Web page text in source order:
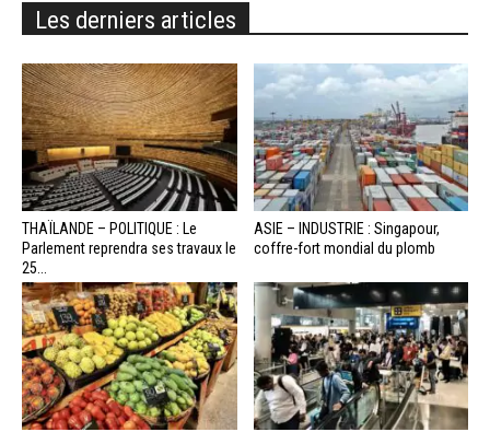
Les derniers articles
THAÏLANDE – POLITIQUE : Le
Parlement reprendra ses travaux le
25...
ASIE – INDUSTRIE : Singapour,
coffre-fort mondial du plomb